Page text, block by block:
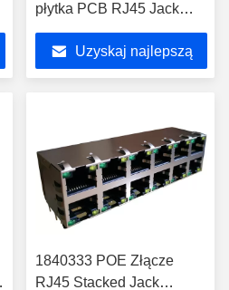
płytka PCB RJ45 Jack
1000Base-T SMT
Przemysłowa temperatura
Uzyskaj najlepszą
1840333 POE Złącze
RJ45 Stacked Jack